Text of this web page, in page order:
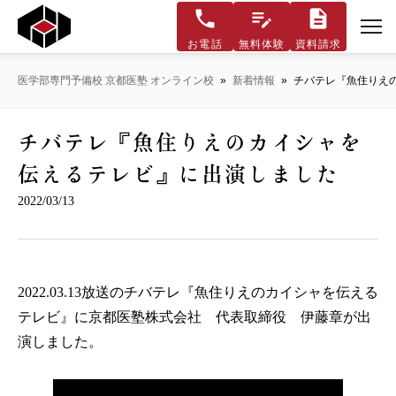
お電話 無料体験 資料請求
医学部専門予備校 京都医塾 オンライン校 » 新着情報 » チバテレ『魚住りえ
チバテレ『魚住りえのカイシャを
伝えるテレビ』に出演しました
2022/03/13
2022.03.13放送のチバテレ『魚住りえのカイシャを伝える
テレビ』に京都医塾株式会社 代表取締役 伊藤章が出
演しました。